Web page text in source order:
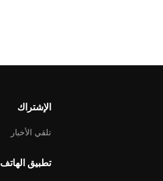
الإشتراك
تلقي الأخبار
تطبيق الهاتف